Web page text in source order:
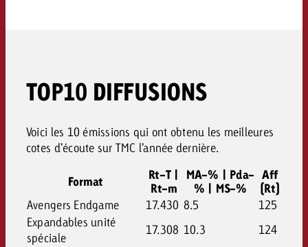
TOP10 DIFFUSIONS
Voici les 10 émissions qui ont obtenu les meilleures
cotes d’écoute sur TMC l’année dernière.
Format
Rt-T |
Rt-m
MA-% | Pda-
% | MS-%
Aff
(Rt)
Avengers Endgame 17.430 8.5
125
Expandables unité
spéciale
17.308 10.3
124